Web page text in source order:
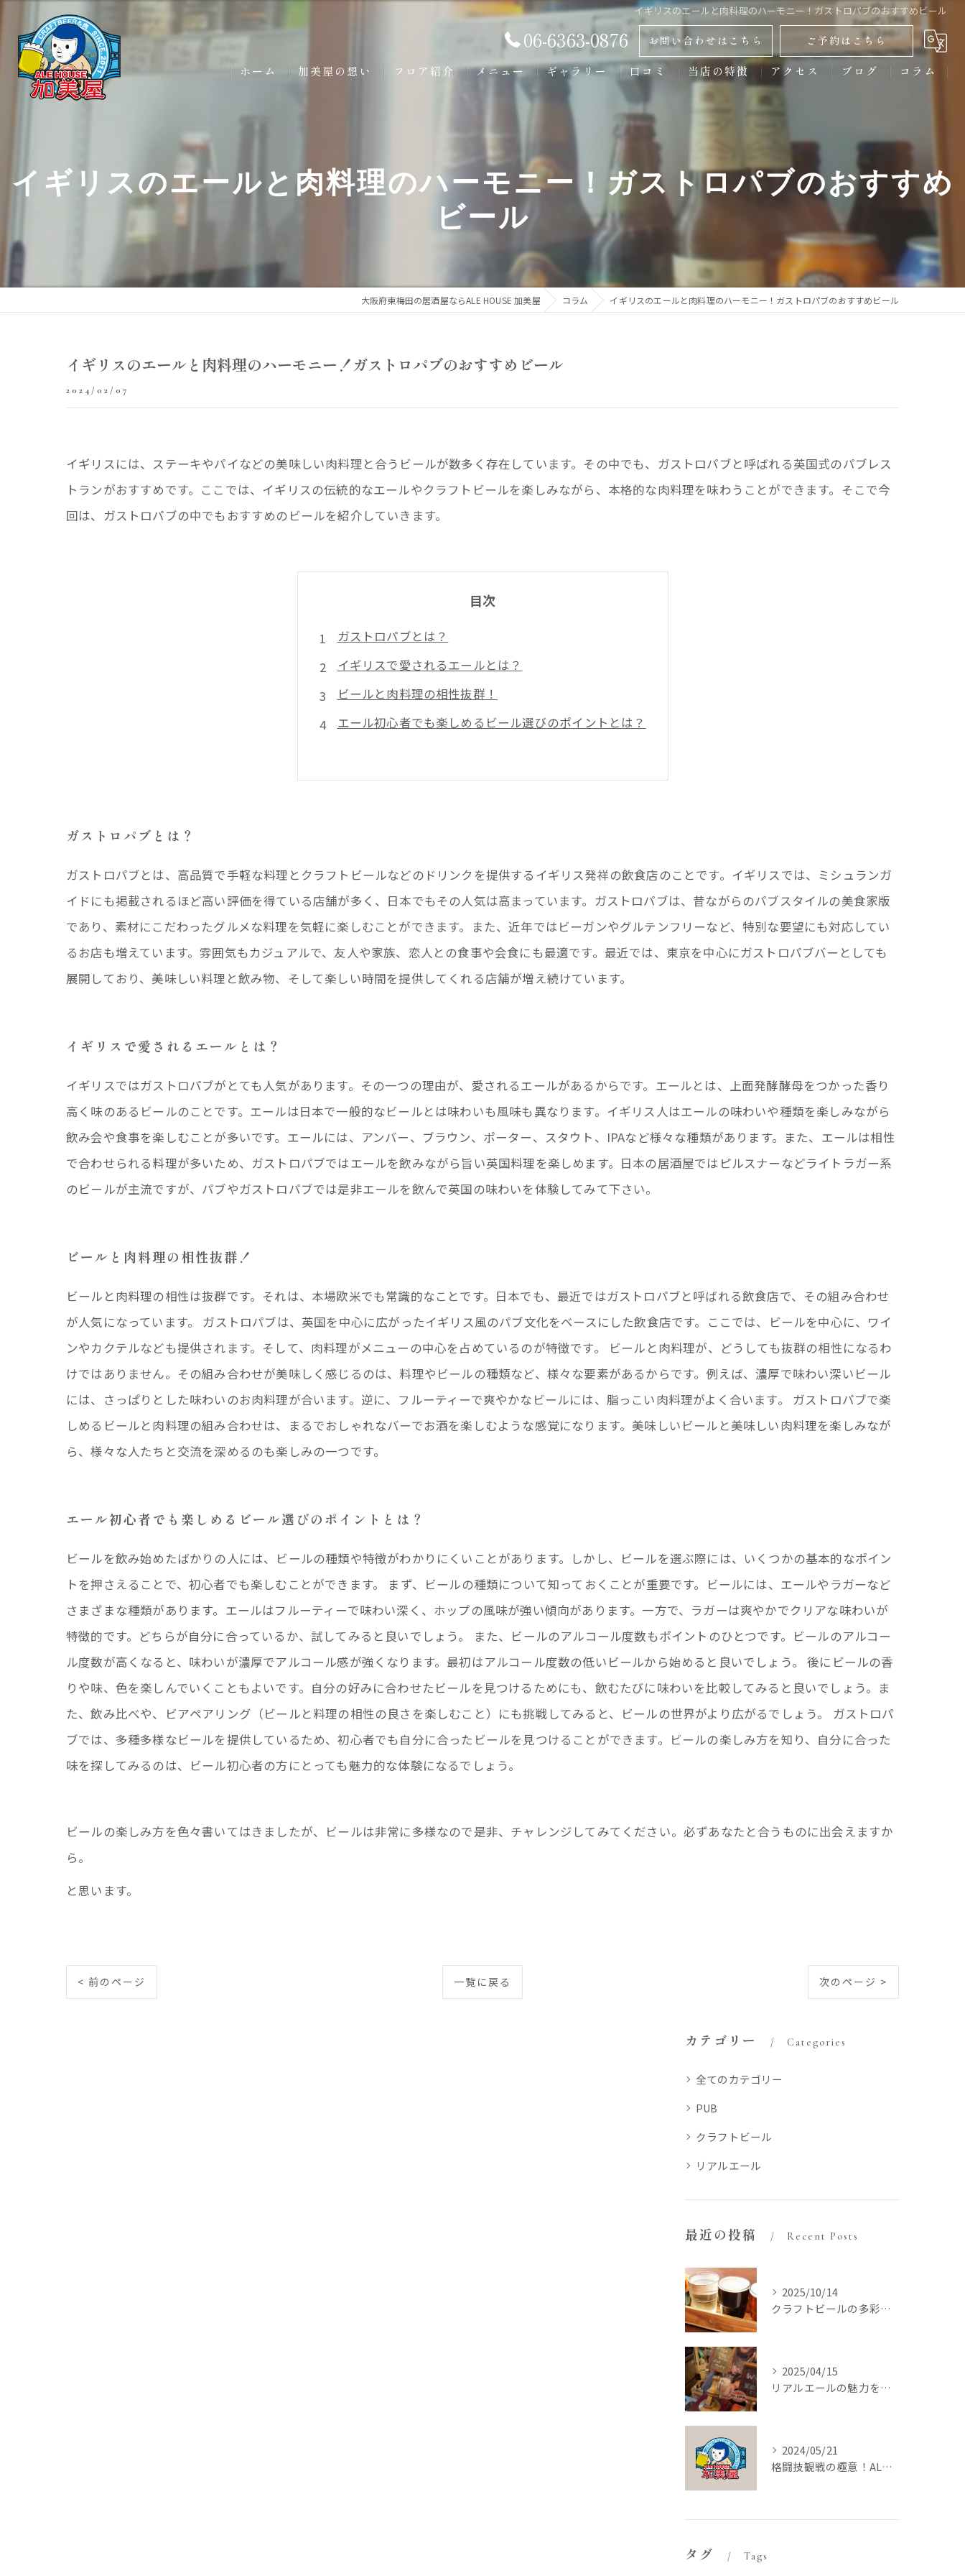
イギリスのエールと肉料理のハーモニー！ガストロパブのおすすめビール
06-6363-0876 お問い合わせはこちら ご予約はこちら
ホーム 加美屋の想い フロア紹介 メニュー ギャラリー 口コミ 当店の特徴
からあげ
宴会
アクセス ブログ コラム
イギリスのエールと肉料理のハーモニー！ガストロパブのおすすめ
ビール
大阪府東梅田の居酒屋ならALE HOUSE 加美屋 コラム イギリスのエールと肉料理のハーモニー！ガストロパブのおすすめビール
イギリスのエールと肉料理のハーモニー！ガストロパブのおすすめビール
2024/02/07
イギリスには、ステーキやパイなどの美味しい肉料理と合うビールが数多く存在しています。その中でも、ガストロパブと呼ばれる英国式のパブレス
トランがおすすめです。ここでは、イギリスの伝統的なエールやクラフトビールを楽しみながら、本格的な肉料理を味わうことができます。そこで今
回は、ガストロパブの中でもおすすめのビールを紹介していきます。
目次
ガストロパブとは？
イギリスで愛されるエールとは？
ビールと肉料理の相性抜群！
エール初心者でも楽しめるビール選びのポイントとは？
ガストロパブとは？
ガストロパブとは、高品質で手軽な料理とクラフトビールなどのドリンクを提供するイギリス発祥の飲食店のことです。イギリスでは、ミシュランガ
イドにも掲載されるほど高い評価を得ている店舗が多く、日本でもその人気は高まっています。ガストロパブは、昔ながらのパブスタイルの美食家版
であり、素材にこだわったグルメな料理を気軽に楽しむことができます。また、近年ではビーガンやグルテンフリーなど、特別な要望にも対応してい
るお店も増えています。雰囲気もカジュアルで、友人や家族、恋人との食事や会食にも最適です。最近では、東京を中心にガストロパブバーとしても
展開しており、美味しい料理と飲み物、そして楽しい時間を提供してくれる店舗が増え続けています。
イギリスで愛されるエールとは？
イギリスではガストロパブがとても人気があります。その一つの理由が、愛されるエールがあるからです。エールとは、上面発酵酵母をつかった香り
高く味のあるビールのことです。エールは日本で一般的なビールとは味わいも風味も異なります。イギリス人はエールの味わいや種類を楽しみながら
飲み会や食事を楽しむことが多いです。エールには、アンバー、ブラウン、ポーター、スタウト、IPAなど様々な種類があります。また、エールは相性
で合わせられる料理が多いため、ガストロパブではエールを飲みながら旨い英国料理を楽しめます。日本の居酒屋ではピルスナーなどライトラガー系
のビールが主流ですが、パブやガストロパブでは是非エールを飲んで英国の味わいを体験してみて下さい。
ビールと肉料理の相性抜群！
ビールと肉料理の相性は抜群です。それは、本場欧米でも常識的なことです。日本でも、最近ではガストロパブと呼ばれる飲食店で、その組み合わせ
が人気になっています。 ガストロパブは、英国を中心に広がったイギリス風のパブ文化をベースにした飲食店です。ここでは、ビールを中心に、ワイ
ンやカクテルなども提供されます。そして、肉料理がメニューの中心を占めているのが特徴です。 ビールと肉料理が、どうしても抜群の相性になるわ
けではありません。その組み合わせが美味しく感じるのは、料理やビールの種類など、様々な要素があるからです。例えば、濃厚で味わい深いビール
には、さっぱりとした味わいのお肉料理が合います。逆に、フルーティーで爽やかなビールには、脂っこい肉料理がよく合います。 ガストロパブで楽
しめるビールと肉料理の組み合わせは、まるでおしゃれなバーでお酒を楽しむような感覚になります。美味しいビールと美味しい肉料理を楽しみなが
ら、様々な人たちと交流を深めるのも楽しみの一つです。
エール初心者でも楽しめるビール選びのポイントとは？
ビールを飲み始めたばかりの人には、ビールの種類や特徴がわかりにくいことがあります。しかし、ビールを選ぶ際には、いくつかの基本的なポイン
トを押さえることで、初心者でも楽しむことができます。 まず、ビールの種類について知っておくことが重要です。ビールには、エールやラガーなど
さまざまな種類があります。エールはフルーティーで味わい深く、ホップの風味が強い傾向があります。一方で、ラガーは爽やかでクリアな味わいが
特徴的です。どちらが自分に合っているか、試してみると良いでしょう。 また、ビールのアルコール度数もポイントのひとつです。ビールのアルコー
ル度数が高くなると、味わいが濃厚でアルコール感が強くなります。最初はアルコール度数の低いビールから始めると良いでしょう。 後にビールの香
りや味、色を楽しんでいくこともよいです。自分の好みに合わせたビールを見つけるためにも、飲むたびに味わいを比較してみると良いでしょう。ま
た、飲み比べや、ビアペアリング（ビールと料理の相性の良さを楽しむこと）にも挑戦してみると、ビールの世界がより広がるでしょう。 ガストロパ
ブでは、多種多様なビールを提供しているため、初心者でも自分に合ったビールを見つけることができます。ビールの楽しみ方を知り、自分に合った
味を探してみるのは、ビール初心者の方にとっても魅力的な体験になるでしょう。
ビールの楽しみ方を色々書いてはきましたが、ビールは非常に多様なので是非、チャレンジしてみてください。必ずあなたと合うものに出会えますか
ら。
と思います。
< 前のページ 一覧に戻る 次のページ >
カテゴリー Categories
全てのカテゴリー
PUB
クラフトビール
リアルエール
最近の投稿 Recent Posts
2025/10/14
クラフトビールの多彩な味を東梅田駅居酒屋で満喫する楽しみ方
2025/04/15
リアルエールの魅力を探る：なぜ人気急上昇中なのか？
2024/05/21
格闘技観戦の極意！ALE HOUSE加美屋が楽しめる理由とは？
タグ Tags